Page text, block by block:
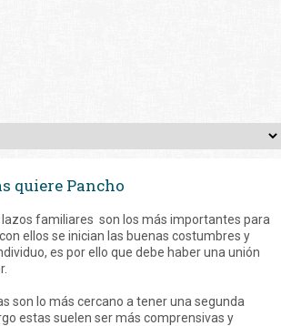
quiere Pancho
lazos familiares son los más importantes para
ellos se inician las buenas costumbres y
es por ello que debe haber una unión
son lo más cercano a tener una segunda
estas suelen ser más comprensivas y